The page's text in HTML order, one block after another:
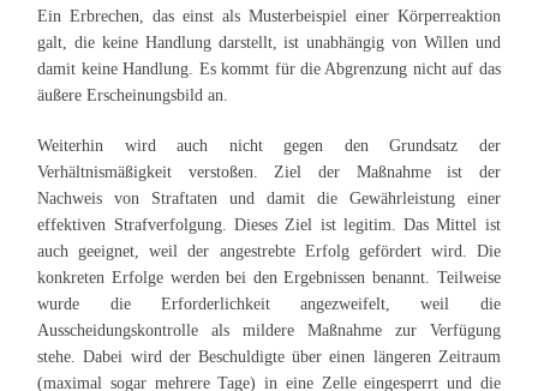
Ein Erbrechen, das einst als Musterbeispiel einer Körperreaktion
galt, die keine Handlung darstellt, ist unabhängig von Willen und
damit keine Handlung. Es kommt für die Abgrenzung nicht auf das
äußere Erscheinungsbild an.
Weiterhin wird auch nicht gegen den Grundsatz der
Verhältnismäßigkeit verstoßen. Ziel der Maßnahme ist der
Nachweis von Straftaten und damit die Gewährleistung einer
effektiven Strafverfolgung. Dieses Ziel ist legitim. Das Mittel ist
auch geeignet, weil der angestrebte Erfolg gefördert wird. Die
konkreten Erfolge werden bei den Ergebnissen benannt. Teilweise
wurde die Erforderlichkeit angezweifelt, weil die
Ausscheidungskontrolle als mildere Maßnahme zur Verfügung
stehe. Dabei wird der Beschuldigte über einen längeren Zeitraum
(maximal sogar mehrere Tage) in eine Zelle eingesperrt und die